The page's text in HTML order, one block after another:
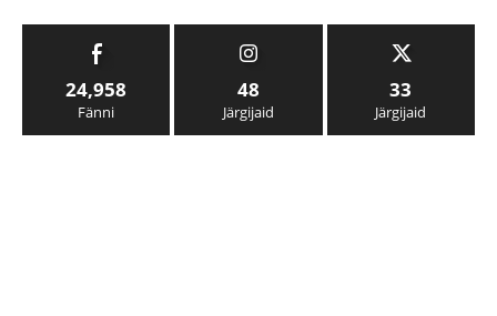
24,958
Fänni
48
Järgijaid
33
Järgijaid